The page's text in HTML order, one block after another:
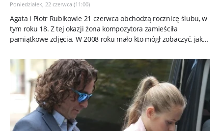
Poniedziałek, 22 czerwca (11:00)
Agata i Piotr Rubikowie 21 czerwca obchodzą rocznicę ślubu, w
tym roku 18. Z tej okazji żona kompozytora zamieściła
pamiątkowe zdjęcia. W 2008 roku mało kto mógł zobaczyć, jak